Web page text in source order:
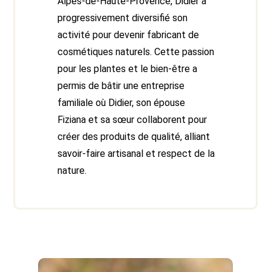
progressivement diversifié son
activité pour devenir fabricant de
cosmétiques naturels. Cette passion
pour les plantes et le bien-être a
permis de bâtir une entreprise
familiale où Didier, son épouse
Fiziana et sa sœur collaborent pour
créer des produits de qualité, alliant
savoir-faire artisanal et respect de la
nature.